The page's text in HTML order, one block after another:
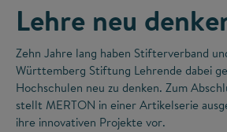
Lehre neu
Zehn Jahre lang haben Stifterverband
Württemberg Stiftung Lehrende dabei
Hochschulen neu zu denken. Zum
stellt MERTON in einer Artikelserie
ihre innovativen Projekte vor.